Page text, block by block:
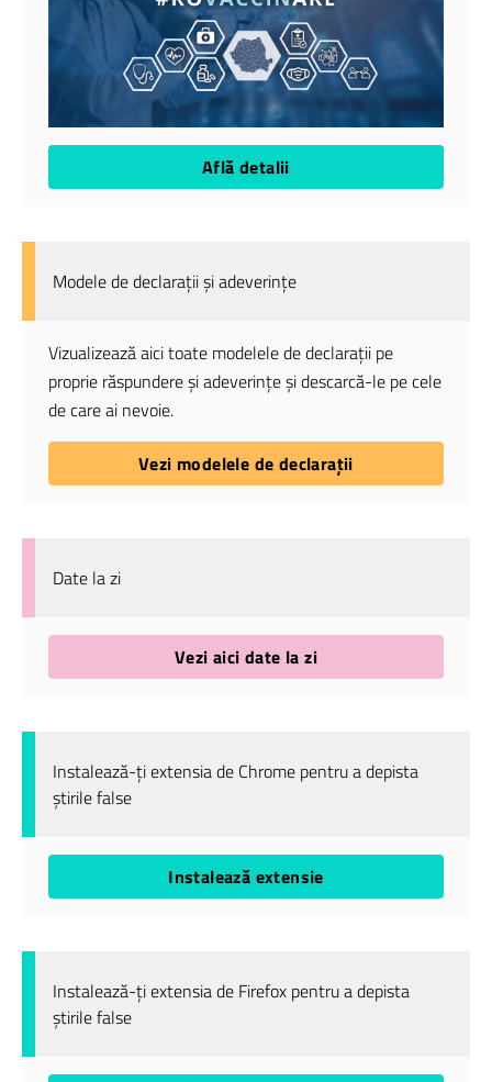
Află detalii
Modele de declarații și adeverințe
Vizualizează aici toate modelele de declarații pe
proprie răspundere și adeverințe și descarcă-le pe cele
de care ai nevoie.
Vezi modelele de declarații
Date la zi
Vezi aici date la zi
Instalează-ți extensia de Chrome pentru a depista
știrile false
Instalează extensie
Instalează-ți extensia de Firefox pentru a depista
știrile false